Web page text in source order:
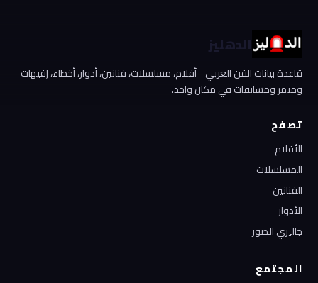
الدهليز
قاعدة بيانات الفن العربي - أفلام، مسلسلات، فنانين، أدوار، أخطاء، إفيهات
وميمز ومسابقات في مكان واحد.
تصفح
الأفلام
المسلسلات
الفنانين
الأدوار
جاليري الصور
المجتمع